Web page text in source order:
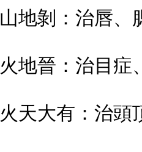
山地剝：治唇、
火地晉：治目症
火天大有：治頭